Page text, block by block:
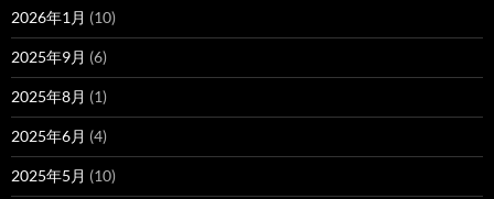
2026年1月 (10)
2025年9月 (6)
2025年8月 (1)
2025年6月 (4)
2025年5月 (10)